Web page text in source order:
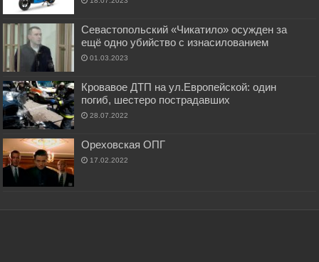
Севастопольский «Чикатило» осужден за
ещё одно убийство с изнасилованием
01.03.2023
Кровавое ДТП на ул.Европейской: один
погиб, шестеро пострадавших
28.07.2022
Ореховская ОПГ
17.02.2022